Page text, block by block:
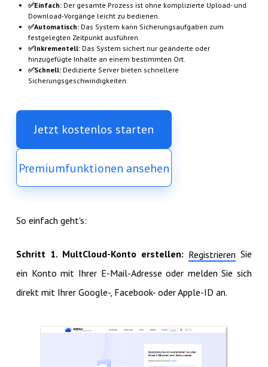
✅Einfach: Der gesamte Prozess ist ohne komplizierte Upload- und
Download-Vorgänge leicht zu bedienen.
✅Automatisch:Das System kann Sicherungsaufgaben zum
festgelegten Zeitpunkt ausführen.
✅Inkrementell:Das System sichert nur geänderte oder
hinzugefügte Inhalte an einem bestimmten Ort.
✅Schnell: Dedizierte Server bieten schnellere
Sicherungsgeschwindigkeiten.
Jetzt kostenlos starten
Premiumfunktionen ansehen
So einfach geht's:
Schritt 1. MultCloud-Konto erstellen: Registrieren Sie
ein Konto mit Ihrer E-Mail-Adresse oder melden Sie sich
direkt mit Ihrer Google-, Facebook- oder Apple-ID an.